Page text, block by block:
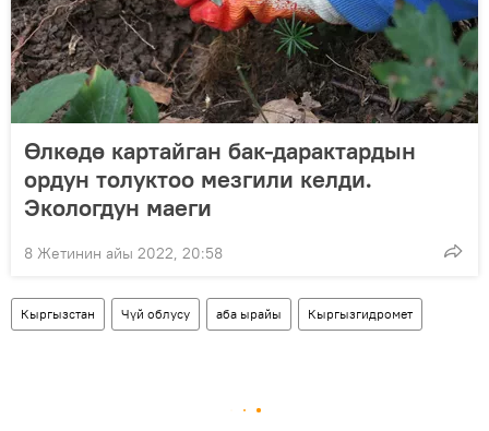
Өлкөдө картайган бак-дарактардын
ордун толуктоо мезгили келди.
Экологдун маеги
8 Жетинин айы 2022, 20:58
Кыргызстан Чүй облусу аба ырайы Кыргызгидромет